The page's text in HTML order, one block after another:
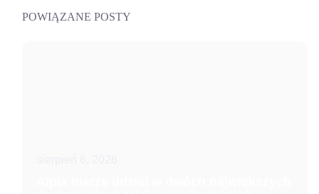
POWIĄZANE POSTY